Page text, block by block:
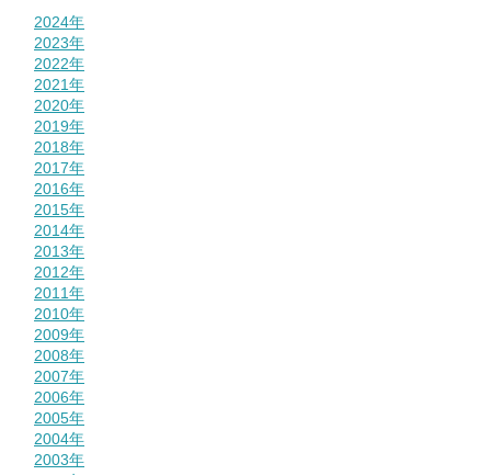
2024年
2023年
2022年
2021年
2020年
2019年
2018年
2017年
2016年
2015年
2014年
2013年
2012年
2011年
2010年
2009年
2008年
2007年
2006年
2005年
2004年
2003年